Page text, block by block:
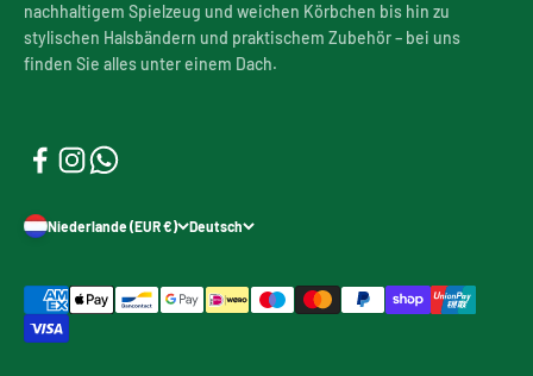
nachhaltigem Spielzeug und weichen Körbchen bis hin zu
stylischen Halsbändern und praktischem Zubehör – bei uns
finden Sie alles unter einem Dach.
Niederlande (EUR €) Deutsch